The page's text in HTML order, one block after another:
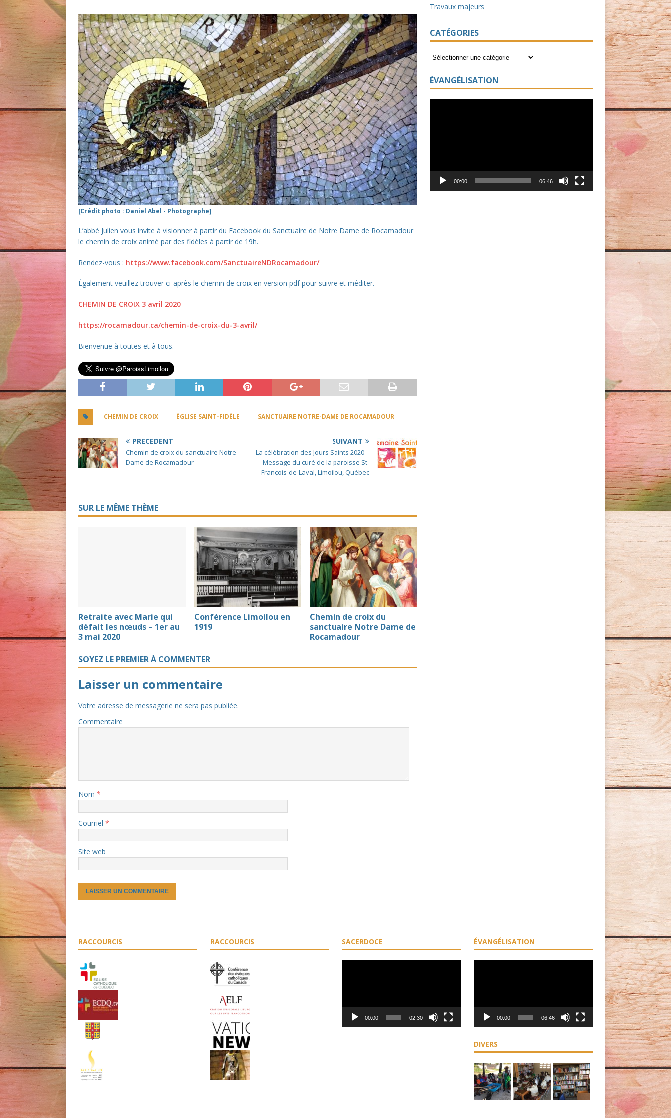
[Crédit photo : Daniel Abel - Photographe]
L’abbé Julien vous invite à visionner à partir du Facebook du Sanctuaire de Notre Dame de Rocamadour
le chemin de croix animé par des fidèles à partir de 19h.
Rendez-vous : https://www.facebook.com/SanctuaireNDRocamadour/
Également veuillez trouver ci-après le chemin de croix en version pdf pour suivre et méditer.
CHEMIN DE CROIX 3 avril 2020
https://rocamadour.ca/chemin-de-croix-du-3-avril/
Bienvenue à toutes et à tous.
CHEMIN DE CROIX ÉGLISE SAINT-FIDÈLE SANCTUAIRE NOTRE-DAME DE ROCAMADOUR
PRÉCÉDENT
Chemin de croix du sanctuaire Notre
Dame de Rocamadour
SUIVANT
La célébration des Jours Saints 2020 –
Message du curé de la paroisse St-
François-de-Laval, Limoilou, Québec
SUR LE MÊME THÈME
Retraite avec Marie qui
défait les nœuds – 1er au
3 mai 2020
Conférence Limoilou en
1919
Chemin de croix du
sanctuaire Notre Dame de
Rocamadour
SOYEZ LE PREMIER À COMMENTER
Laisser un commentaire
Votre adresse de messagerie ne sera pas publiée.
Commentaire
Nom *
Courriel *
Site web
Travaux majeurs
CATÉGORIES
ÉVANGÉLISATION
00:00 06:46
RACCOURCIS RACCOURCIS SACERDOCE
00:00 02:30
ÉVANGÉLISATION
00:00 06:46
DIVERS